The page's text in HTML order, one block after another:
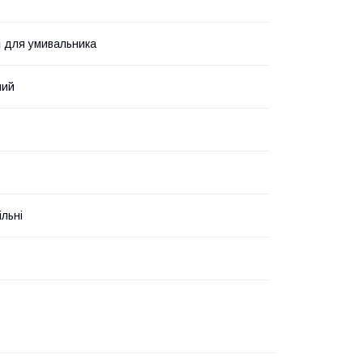
для умивальника